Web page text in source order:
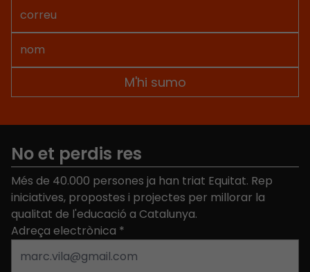
No et perdis res
Més de 40.000 persones ja han triat Equitat. Rep
iniciatives, propostes i projectes per millorar la
qualitat de l'educació a Catalunya.
Adreça electrònica *